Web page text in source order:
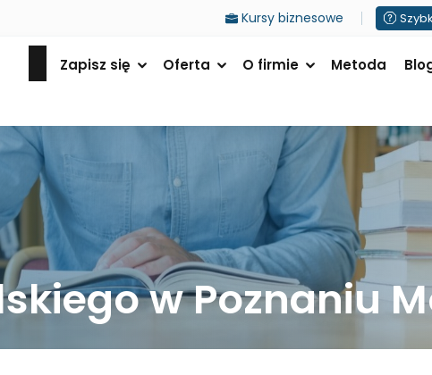
Kursy biznesowe
Zapisz się Oferta O firmie Metoda
w Poznaniu